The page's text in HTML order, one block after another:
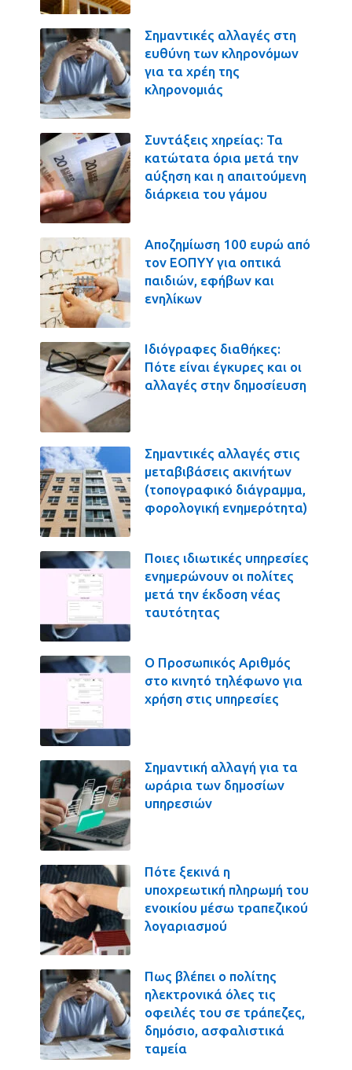
Σημαντικές αλλαγές στη
ευθύνη των κληρονόμων
για τα χρέη της
κληρονομιάς
Συντάξεις χηρείας: Τα
κατώτατα όρια μετά την
αύξηση και η απαιτούμενη
διάρκεια του γάμου
Αποζημίωση 100 ευρώ από
τον ΕΟΠΥΥ για οπτικά
παιδιών, εφήβων και
ενηλίκων
Ιδιόγραφες διαθήκες:
Πότε είναι έγκυρες και οι
αλλαγές στην δημοσίευση
Σημαντικές αλλαγές στις
μεταβιβάσεις ακινήτων
(τοπογραφικό διάγραμμα,
φορολογική ενημερότητα)
Ποιες ιδιωτικές υπηρεσίες
ενημερώνουν οι πολίτες
μετά την έκδοση νέας
ταυτότητας
Ο Προσωπικός Αριθμός
στο κινητό τηλέφωνο για
χρήση στις υπηρεσίες
Σημαντική αλλαγή για τα
ωράρια των δημοσίων
υπηρεσιών
Πότε ξεκινά η
υποχρεωτική πληρωμή του
ενοικίου μέσω τραπεζικού
λογαριασμού
Πως βλέπει ο πολίτης
ηλεκτρονικά όλες τις
οφειλές του σε τράπεζες,
δημόσιο, ασφαλιστικά
ταμεία